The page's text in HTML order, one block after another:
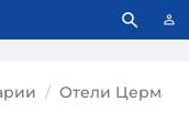
Что это значит?
Отели